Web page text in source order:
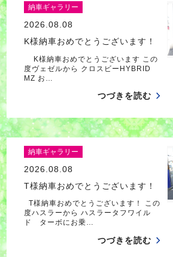
納車ギャラリー
2026.08.08
K様納車おめでとうございます！
K様納車おめでとうございます この
度ヴェゼルから クロスビーHYBRID
MZ お…
つづきを読む
納車ギャラリー
2026.08.08
T様納車おめでとうございます！
T様納車おめでとうございます！ この
度ハスラーから ハスラータフワイル
ド ターボにお乗…
つづきを読む